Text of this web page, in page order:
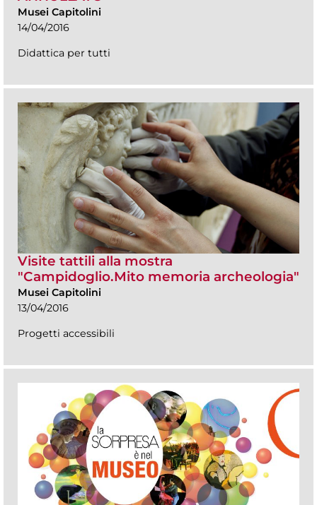
Musei Capitolini
14/04/2016
Didattica per tutti
Visite tattili alla mostra
"Campidoglio.Mito memoria archeologia"
Musei Capitolini
13/04/2016
Progetti accessibili